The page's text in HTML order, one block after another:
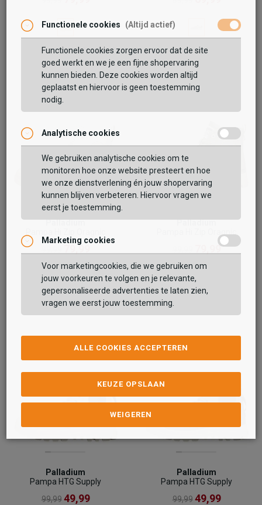
BEKIJK WINKELTAS
VERDER WINKELEN
Vaak samen gekocht met
Palladium
79,99
Palladium
79,99
Palladium
Pampa HTG Supply
99,99 49,99
Palladium
Pampa HTG Supply
99,99 49,99
Functionele cookies (Altijd actief)
Functionele cookies zorgen ervoor dat de site
goed werkt en we je een fijne shopervaring
kunnen bieden. Deze cookies worden altijd
geplaatst en hiervoor is geen toestemming
nodig.
Analytische cookies
We gebruiken analytische cookies om te
monitoren hoe onze website presteert en hoe
we onze dienstverlening én jouw shopervaring
kunnen blijven verbeteren. Hiervoor vragen we
eerst je toestemming.
Marketing cookies
Voor marketingcookies, die we gebruiken om
jouw voorkeuren te volgen en je relevante,
gepersonaliseerde advertenties te laten zien,
vragen we eerst jouw toestemming.
ALLE COOKIES ACCEPTEREN
KEUZE OPSLAAN
WEIGEREN